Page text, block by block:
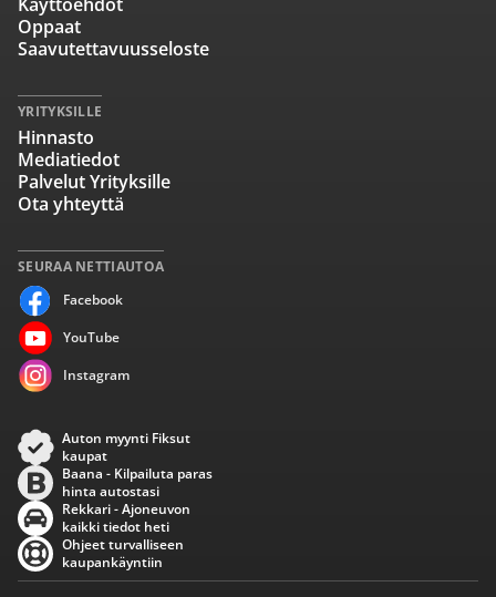
SEURAA NETTIAUTOA
Facebook
YouTube
Instagram
Oppaat
Saavutettavuusseloste
YRITYKSILLE
Hinnasto
Mediatiedot
Palvelut Yrityksille
Ota yhteyttä
Auton myynti Fiksut
kaupat
Baana - Kilpailuta paras
hinta autostasi
Rekkari - Ajoneuvon
kaikki tiedot heti
Ohjeet turvalliseen
kaupankäyntiin